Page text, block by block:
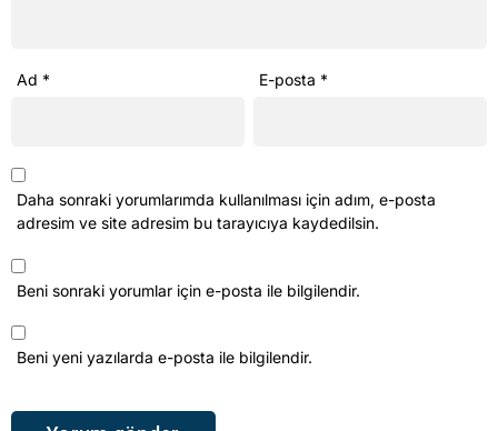
Ad * E-posta *
Daha sonraki yorumlarımda kullanılması için adım, e-posta
adresim ve site adresim bu tarayıcıya kaydedilsin.
Beni sonraki yorumlar için e-posta ile bilgilendir.
Beni yeni yazılarda e-posta ile bilgilendir.